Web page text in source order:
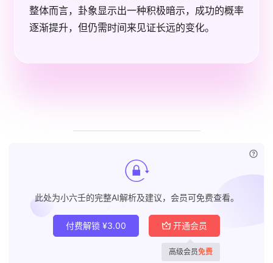
整体而言，卦象显示出一种积极暗示，成功的概率
逐渐提升，但仍需时间来见证长远的变化。
此处为小六壬的完整AI解析及建议，会员可免费查看。
付费解锁 ¥3.00 开通会员
高级会员免费